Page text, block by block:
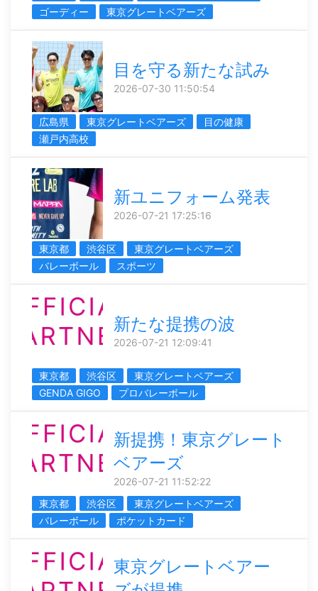
ゴーディー
東京グレートベアーズ
目を守る新たな試み
2026-07-30 11:50:54
広島県 東京グレートベアーズ
目の健康
瀬戸内高校
新ユニフォーム発表
2026-07-21 17:25:16
東京都 渋谷区
東京グレートベアーズ
バレーボール
スポーツ
新たな提携の波
2026-07-21 12:09:41
東京都 渋谷区
東京グレートベアーズ
GENDA GIGO
プロバレーボール
新提携！東京グレート
ベアーズ
2026-07-21 11:52:22
東京都
渋谷区
東京グレートベアーズ
バレーボール
ポケットカード
東京グレートベアー